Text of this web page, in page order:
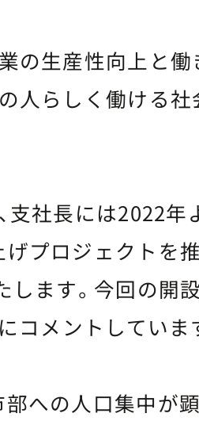
の生産性向上と
人らしく働ける
支社長には2022年
プロジェクトを
ます。今回の開
コメントしていま
への人口集中が